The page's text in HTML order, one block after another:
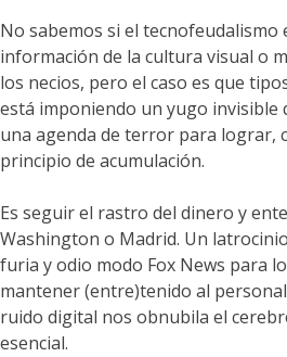
No sabemos si el tecnofeudalismo
información de la cultura visual o
los necios, pero el caso es que
está imponiendo un yugo invisible
una agenda de terror para lograr,
principio de acumulación.
Es seguir el rastro del dinero y
Washington o Madrid. Un
furia y odio modo Fox News para
mantener (entre)tenido al
ruido digital nos obnubila el
esencial.